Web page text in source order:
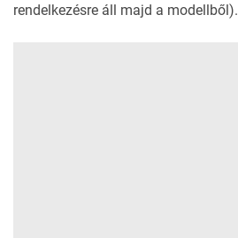
rendelkezésre áll majd a modellből).